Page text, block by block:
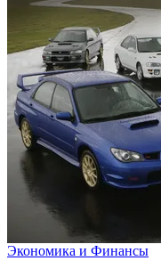
Экономика и Финансы